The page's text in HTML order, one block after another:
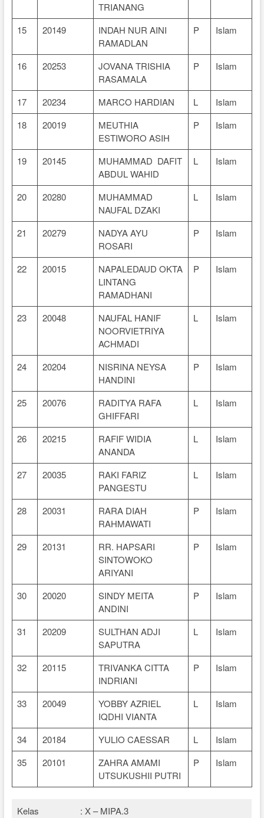
TRIANANG
15
20149
INDAH NUR AINI
RAMADLAN
P Islam
16 20253
JOVANA TRISHIA
RASAMALA
P Islam
17 20234 MARCO HARDIAN L
Islam
18
20019
MEUTHIA
ESTIWORO ASIH
P Islam
19 20145
MUHAMMAD DAFIT
ABDUL WAHID
L Islam
20 20280
MUHAMMAD
NAUFAL DZAKI
L Islam
21 20279
NADYA AYU
ROSARI
P Islam
22 20015
NAPALEDAUD OKTA
LINTANG
RAMADHANI
P Islam
23 20048
NAUFAL HANIF
NOORVIETRIYA
ACHMADI
L Islam
24 20204
NISRINA NEYSA
HANDINI
P Islam
25 20076
RADITYA RAFA
GHIFFARI
L Islam
26 20215
RAFIF WIDIA
ANANDA
L Islam
27 20035
RAKI FARIZ
PANGESTU
L Islam
28 20031
RARA DIAH
RAHMAWATI
P Islam
29 20131
RR. HAPSARI
SINTOWOKO
ARIYANI
P Islam
30 20020
SINDY MEITA
ANDINI
P Islam
31 20209
SULTHAN ADJI
SAPUTRA
L Islam
32 20115
TRIVANKA CITTA
INDRIANI
P Islam
33 20049
YOBBY AZRIEL
IQDHI VIANTA
L Islam
34 20184 YULIO CAESSAR L
Islam
35
20101
ZAHRA AMAMI
UTSUKUSHII PUTRI
P Islam
Kelas
: X – MIPA.3